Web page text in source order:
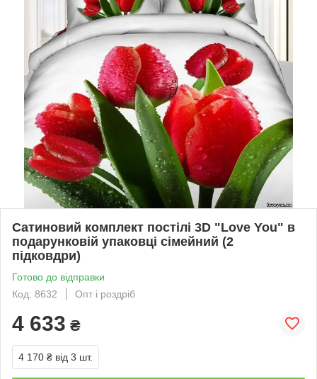
Сатиновий комплект постілі 3D "Love You" в
подарунковій упаковці сімейний (2
підковдри)
Готово до відправки
Код: 8632
Опт і роздріб
4 633 ₴
4 170 ₴ від 3 шт.